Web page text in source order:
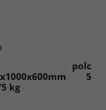
polc
5
kg